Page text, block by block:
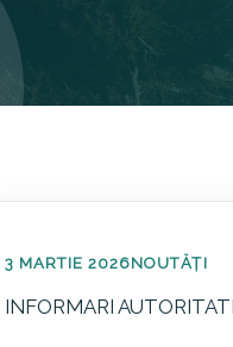
3 MARTIE 2026NOUTĂȚI
INFORMARI